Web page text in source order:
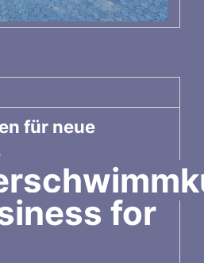
für neue
for